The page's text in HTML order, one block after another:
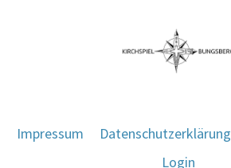
Impressum Datenschutzerklärung
Login